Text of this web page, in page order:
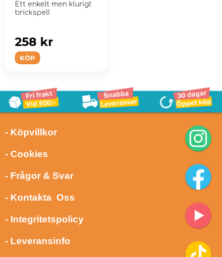
Ett enkelt men klurigt
brickspel!
KÖP
258 kr
- Köpvillkor
- Cookies
- Frågor & Svar
- Kontakta Oss
- Integritetspolicy
- Leveransinfo